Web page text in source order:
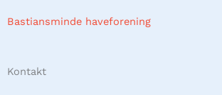
Bastiansminde haveforening
Kontakt